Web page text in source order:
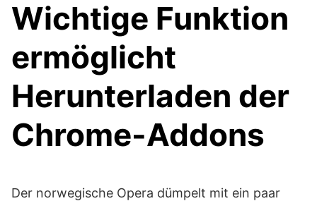
Wichtige Funktion
ermöglicht
Herunterladen der
Chrome-Addons
Der norwegische Opera dümpelt mit ein paar